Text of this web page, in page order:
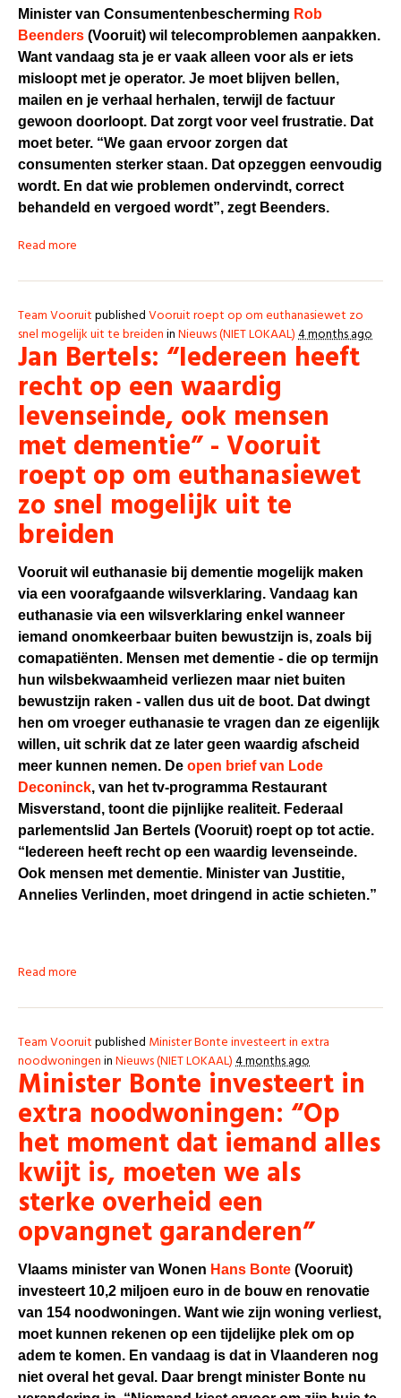
Minister van Consumentenbescherming Rob
Beenders (Vooruit) wil telecomproblemen aanpakken.
Want vandaag sta je er vaak alleen voor als er iets
misloopt met je operator. Je moet blijven bellen,
mailen en je verhaal herhalen, terwijl de factuur
gewoon doorloopt. Dat zorgt voor veel frustratie. Dat
moet beter. “We gaan ervoor zorgen dat
consumenten sterker staan. Dat opzeggen eenvoudig
wordt. En dat wie problemen ondervindt, correct
behandeld en vergoed wordt”, zegt Beenders.
Read more
Team VooruitpublishedVooruit roept op om euthanasiewet zo
snel mogelijk uit te breideninNieuws (NIET LOKAAL)4 months ago
Jan Bertels: “Iedereen heeft
recht op een waardig
levenseinde, ook mensen
met dementie” - Vooruit
roept op om euthanasiewet
zo snel mogelijk uit te
breiden
Vooruit wil euthanasie bij dementie mogelijk maken
via een voorafgaande wilsverklaring. Vandaag kan
euthanasie via een wilsverklaring enkel wanneer
iemand onomkeerbaar buiten bewustzijn is, zoals bij
comapatiënten. Mensen met dementie - die op termijn
hun wilsbekwaamheid verliezen maar niet buiten
bewustzijn raken - vallen dus uit de boot. Dat dwingt
hen om vroeger euthanasie te vragen dan ze eigenlijk
willen, uit schrik dat ze later geen waardig afscheid
meer kunnen nemen. De open brief van Lode
Deconinck, van het tv-programma Restaurant
Misverstand, toont die pijnlijke realiteit. Federaal
parlementslid Jan Bertels (Vooruit) roept op tot actie.
“Iedereen heeft recht op een waardig levenseinde.
Ook mensen met dementie. Minister van Justitie,
Annelies Verlinden, moet dringend in actie schieten.”
Read more
Team Vooruitpublished Minister Bonte investeert in extra
noodwoningeninNieuws (NIET LOKAAL)4 months ago
Minister Bonte investeert in
extra noodwoningen: “Op
het moment dat iemand alles
kwijt is, moeten we als
sterke overheid een
opvangnet garanderen”
Vlaams minister van Wonen Hans Bonte (Vooruit)
investeert 10,2 miljoen euro in de bouw en renovatie
van 154 noodwoningen. Want wie zijn woning verliest,
moet kunnen rekenen op een tijdelijke plek om op
adem te komen. En vandaag is dat in Vlaanderen nog
niet overal het geval. Daar brengt minister Bonte nu